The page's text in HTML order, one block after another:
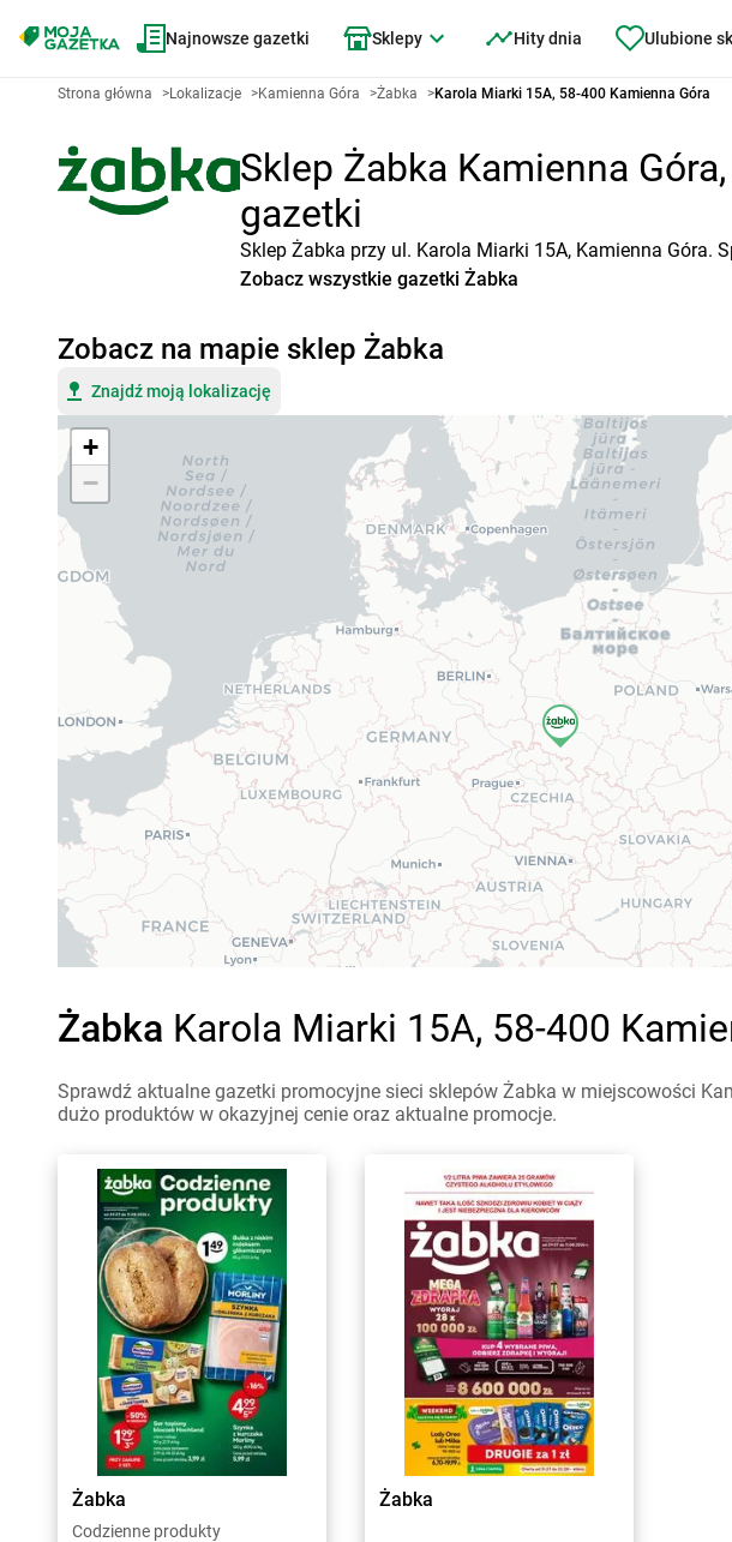
Najnowsze gazetki Sklepy Hity dnia Ulubione
Strona główna >Lokalizacje >Kamienna Góra >Żabka >Karola Miarki 15A, 58-400 Kamienna Góra
Sklep Żabka Kamienna
gazetki
Sklep Żabka przy ul. Karola Miarki 15A, Kamienna Góra.
Zobacz wszystkie gazetki Żabka
Zobacz na mapie sklep Żabka
Znajdź moją lokalizację
+
−
Żabka Karola Miarki 15A, 58-400
Sprawdź aktualne gazetki promocyjne sieci sklepów Żabka w miejscowości
dużo produktów w okazyjnej cenie oraz aktualne promocje.
Żabka
Codzienne produkty
Żabka